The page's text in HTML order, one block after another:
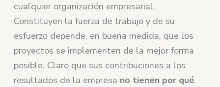
cualquier organización empresarial.
Constituyen la fuerza de trabajo y de su
esfuerzo depende, en buena medida, que los
proyectos se implementen de la mejor forma
posible. Claro que sus contribuciones a los
resultados de la empresa no tienen por qué